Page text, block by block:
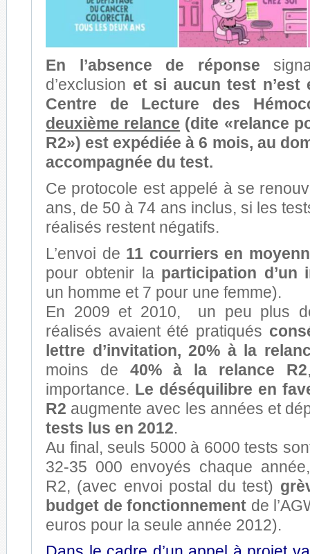
En l’absence de réponse
d’exclusion et si aucun test n’est
Centre de Lecture des
deuxième relance (dite «relance
R2») est expédiée à 6 mois, au
accompagnée du test.
Ce protocole est appelé à se
ans, de 50 à 74 ans inclus, si les
réalisés restent négatifs.
L’envoi de 11 courriers en
pour obtenir la participation d’un
un homme et 7 pour une femme).
En 2009 et 2010, un peu plus
réalisés avaient été pratiqués
lettre d’invitation, 20% à la
moins de 40% à la relance R2
importance. Le déséquilibre en
R2 augmente avec les années et
tests lus en 2012.
Au final, seuls 5000 à 6000 tests
32-35 000 envoyés chaque
R2, (avec envoi postal du test)
budget de fonctionnement de
euros pour la seule année 2012).